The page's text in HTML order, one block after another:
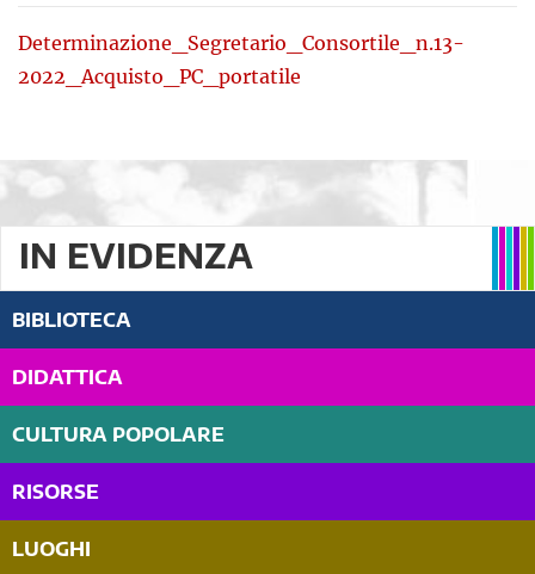
Determinazione_Segretario_Consortile_n.13-
2022_Acquisto_PC_portatile
IN EVIDENZA
BIBLIOTECA
DIDATTICA
CULTURA POPOLARE
RISORSE
LUOGHI